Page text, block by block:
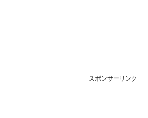
スポンサーリンク